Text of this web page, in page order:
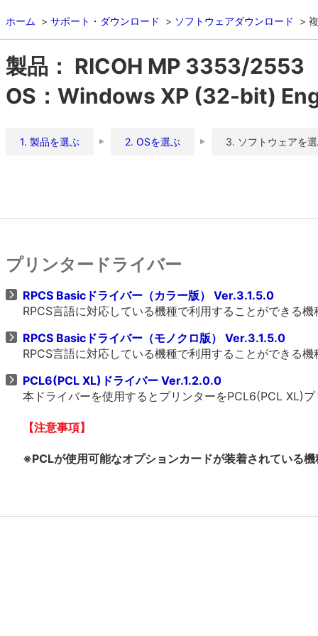
ホーム サポート・ダウンロード ソフトウェアダウンロード
製品： RICOH MP 3353/2553
OS：Windows XP (32-bit)
1. 製品を選ぶ 2. OSを選ぶ 3. ソフトウェアを
プリンタードライバー
RPCS Basicドライバー（カラー版） Ver.3.1.5.0
RPCS言語に対応している機種で利用することができる
RPCS Basicドライバー（モノクロ版） Ver.3.1.5.0
RPCS言語に対応している機種で利用することができる
PCL6(PCL XL)ドライバー Ver.1.2.0.0
本ドライバーを使用するとプリンターをPCL6(PCL XL)
【注意事項】
※PCLが使用可能なオプションカードが装着されている